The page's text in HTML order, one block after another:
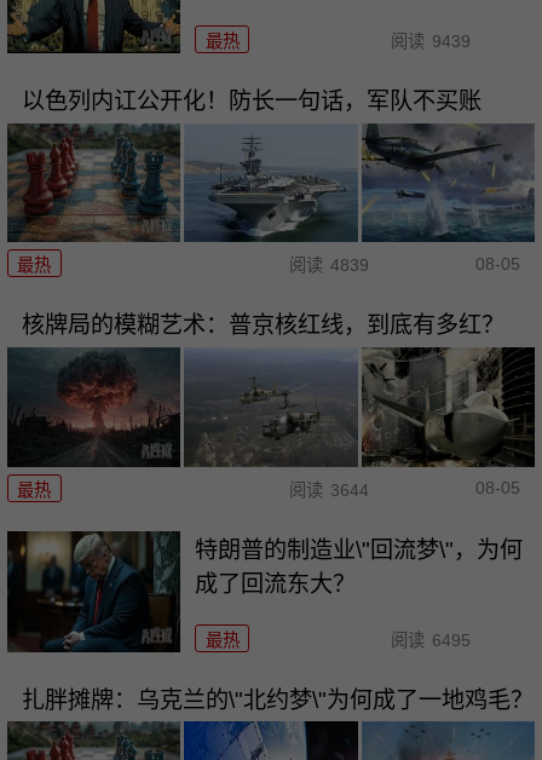
最热 阅读 9439
以色列内讧公开化！防长一句话，军队不买账
最热 阅读 4839 08-05
核牌局的模糊艺术：普京核红线，到底有多红？
最热 阅读 3644 08-05
特朗普的制造业\"回流梦\"，为何
成了回流东大？
最热 阅读 6495
扎胖摊牌：乌克兰的\"北约梦\"为何成了一地鸡毛？